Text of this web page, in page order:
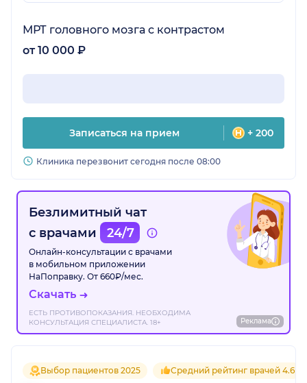
МРТ головного мозга с контрастом
от 10 000 ₽
Записаться на прием + 200
Клиника перезвонит сегодня после 08:00
Безлимитный чат
с врачами
24/7
Онлайн-консультации с врачами
в мобильном приложении
НаПоправку. От 660₽/мес.
Скачать
ЕСТЬ ПРОТИВОПОКАЗАНИЯ. НЕОБХОДИМА
КОНСУЛЬТАЦИЯ СПЕЦИАЛИСТА. 18+
Реклама
Выбор пациентов 2025 Средний рейтинг врачей 4.6